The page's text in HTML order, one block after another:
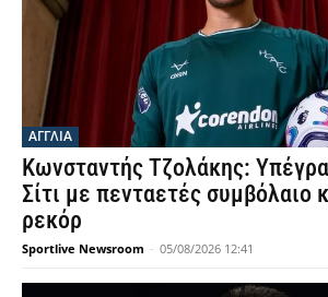
ΑΓΓΛΙΑ
Κωνσταντής Τζολάκης:
Σίτι με πενταετές συμβόλαιο
ρεκόρ
Sportlive Newsroom - 05/08/2026 12:41